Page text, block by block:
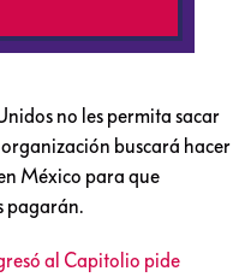
no les permita sacar
organización buscará hacer
México para que
pagarán.
al Capitolio pide